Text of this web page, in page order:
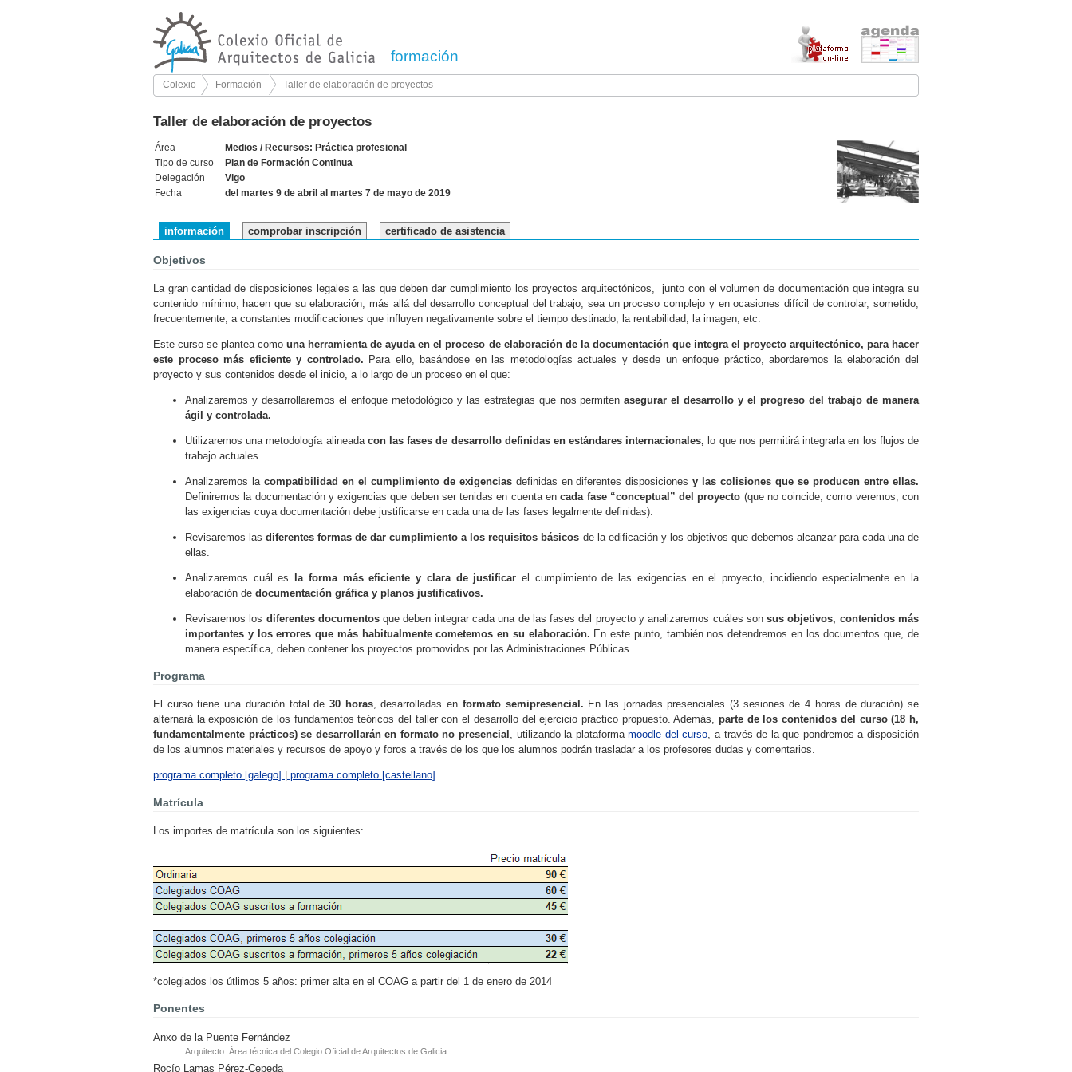
formación
Colexio Formación Taller de elaboración de proyectos
Taller de elaboración de proyectos
Área
Medios / Recursos: Práctica profesional
Tipo de curso
Plan de Formación Continua
Delegación
Vigo
Fecha
del martes 9 de abril al martes 7 de mayo de 2019
información comprobar inscripción certificado de asistencia
Objetivos
La gran cantidad de disposiciones legales a las que deben dar cumplimiento los proyectos arquitectónicos, junto con el volumen de documentación que integra su
contenido mínimo, hacen que su elaboración, más allá del desarrollo conceptual del trabajo, sea un proceso complejo y en ocasiones difícil de controlar, sometido,
frecuentemente, a constantes modificaciones que influyen negativamente sobre el tiempo destinado, la rentabilidad, la imagen, etc.
Este curso se plantea como una herramienta de ayuda en el proceso de elaboración de la documentación que integra el proyecto arquitectónico, para hacer
este proceso más eficiente y controlado. Para ello, basándose en las metodologías actuales y desde un enfoque práctico, abordaremos la elaboración del
proyecto y sus contenidos desde el inicio, a lo largo de un proceso en el que:
Analizaremos y desarrollaremos el enfoque metodológico y las estrategias que nos permitenasegurar el desarrollo y el progreso del trabajo de manera
ágil y controlada.
Utilizaremos una metodología alineada con las fases de desarrollo definidas en estándares internacionales, lo que nos permitirá integrarla en los flujos de
trabajo actuales.
Analizaremos la compatibilidad en el cumplimiento de exigencias definidas en diferentes disposiciones y las colisiones que se producen entre ellas.
Definiremos la documentación y exigencias que deben ser tenidas en cuenta encada fase “conceptual” del proyecto (que no coincide, como veremos, con
las exigencias cuya documentación debe justificarse en cada una de las fases legalmente definidas).
Revisaremos lasdiferentes formas de dar cumplimiento a los requisitos básicos de la edificación y los objetivos que debemos alcanzar para cada una de
ellas.
Analizaremos cuál es la forma más eficiente y clara de justificarel cumplimiento de las exigencias en el proyecto, incidiendo especialmente en la
elaboración de documentación gráfica y planos justificativos.
Revisaremos los diferentes documentosque deben integrar cada una de las fases del proyecto y analizaremos cuáles sonsus objetivos, contenidos más
importantes y los errores que más habitualmente cometemos en su elaboración. En este punto, también nos detendremos en los documentos que, de
manera específica, deben contener los proyectos promovidos por las Administraciones Públicas.
Programa
El curso tiene una duración total de 30 horas, desarrolladas en formato semipresencial. En las jornadas presenciales (3 sesiones de 4 horas de duración) se
alternará la exposición de los fundamentos teóricos del taller con el desarrollo del ejercicio práctico propuesto. Además,parte de los contenidos del curso (18 h,
fundamentalmente prácticos) se desarrollarán en formato no presencial , utilizando la plataformamoodle del curso, a través de la que pondremos a disposición
de los alumnos materiales y recursos de apoyo y foros a través de los que los alumnos podrán trasladar a los profesores dudas y comentarios.
programa completo [galego] programa completo [castellano]
Matrícula
Los importes de matrícula son los siguientes:
*colegiados los útlimos 5 años: primer alta en el COAG a partir del 1 de enero de 2014
Ponentes
Anxo de la Puente Fernández
Arquitecto. Área técnica del Colegio Oficial de Arquitectos de Galicia.
Rocío Lamas Pérez-Cepeda